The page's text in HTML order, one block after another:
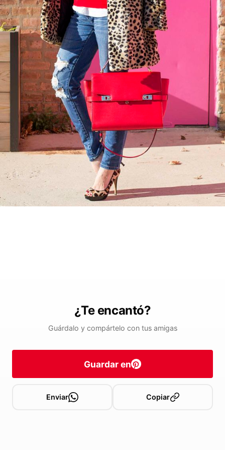
¿Te encantó?
Guárdalo y compártelo con tus amigas
Guardar en
Enviar Copiar